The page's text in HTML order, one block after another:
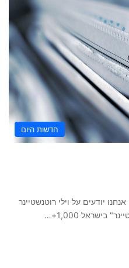
חדשות היום
יודעים על וילי רוטנשטיינר
1,000+…